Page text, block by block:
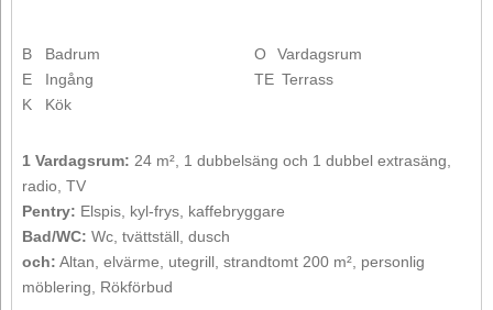
B
Badrum
E
Ingång
K
Kök
O
Vardagsrum
TE Terrass
1 Vardagsrum: 24 m², 1 dubbelsäng och 1 dubbel extrasäng,
radio, TV
Pentry: Elspis, kyl-frys, kaffebryggare
Bad/WC: Wc, tvättställ, dusch
och: Altan, elvärme, utegrill, strandtomt 200 m², personlig
möblering, Rökförbud